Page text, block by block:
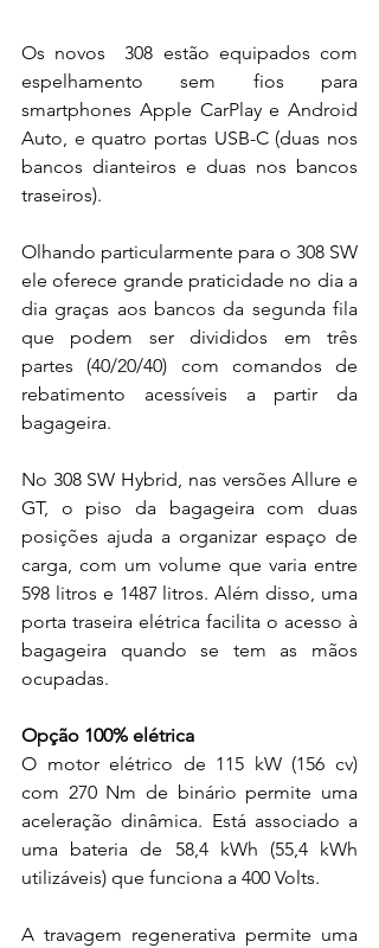
Os novos  308 estão equipados com
espelhamento sem fios para
smartphones Apple CarPlay e Android
Auto, e quatro portas USB-C (duas nos
bancos dianteiros e duas nos bancos
traseiros).
Olhando particularmente para o 308 SW
ele oferece grande praticidade no dia a
dia graças aos bancos da segunda fila
que podem ser divididos em três
partes (40/20/40) com comandos de
rebatimento acessíveis a partir da
bagageira.
No 308 SW Hybrid, nas versões Allure e
GT, o piso da bagageira com duas
posições ajuda a organizar espaço de
carga, com um volume que varia entre
598 litros e 1487 litros. Além disso, uma
porta traseira elétrica facilita o acesso à
bagageira quando se tem as mãos
ocupadas.
Opção 100% elétrica
O motor elétrico de 115 kW (156 cv)
com 270 Nm de binário permite uma
aceleração dinâmica. Está associado a
uma bateria de 58,4 kWh (55,4 kWh
utilizáveis) que funciona a 400 Volts.
A travagem regenerativa permite uma